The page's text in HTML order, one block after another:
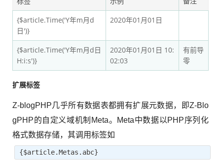
{$article.Time('Y年m月d
日')}
2020年01月01日
{$article.Time('Y年m月d日
H:i:s')}
2020年01月01日 10:
02:03
有前导
零
扩展标签
Z-blogPHP几乎所有数据表都拥有扩展元数据，即Z-Blo
gPHP的自定义域机制Meta。Meta中数据以PHP序列化
格式数据存储，其调用标签如
{$article.Metas.abc}